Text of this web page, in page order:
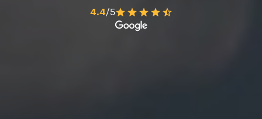
4.4/5